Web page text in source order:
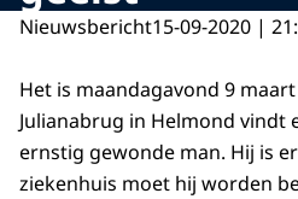
Nieuwsbericht15-09-2020 |
Het is maandagavond 9
Julianabrug in Helmond vindt
ernstig gewonde man. Hij is
ziekenhuis moet hij worden